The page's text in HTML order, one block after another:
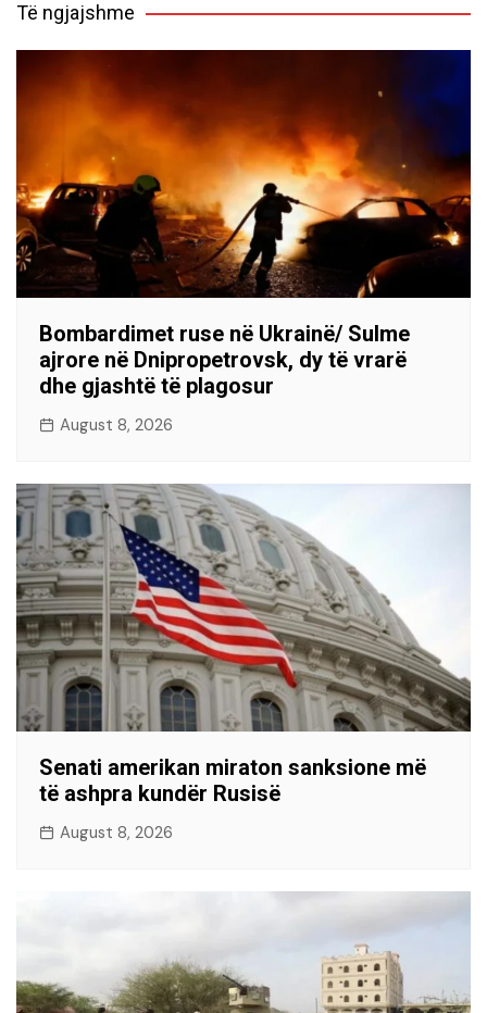
Të ngjajshme
Bombardimet ruse në Ukrainë/ Sulme
ajrore në Dnipropetrovsk, dy të vrarë
dhe gjashtë të plagosur
August 8, 2026
Senati amerikan miraton sanksione më
të ashpra kundër Rusisë
August 8, 2026